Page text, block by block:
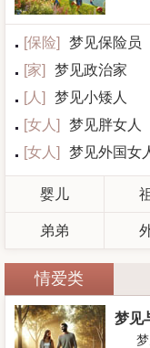
[保险]
梦见保险员
[家]
梦见政治家
[人 ]
梦见小矮人
[女人 ]
梦见胖女人
[女人 ] 梦见外国女
婴儿
弟弟
情爱类
梦见